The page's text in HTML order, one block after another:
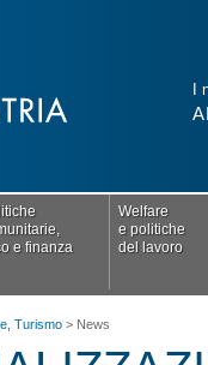
e finanza
Welfare
e politiche
del lavoro
Turismo > News